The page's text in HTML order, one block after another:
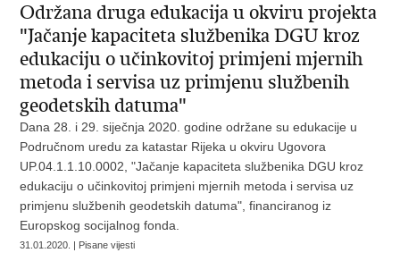
Održana druga edukacija u okviru projekta
"Jačanje kapaciteta službenika DGU kroz
edukaciju o učinkovitoj primjeni mjernih
metoda i servisa uz primjenu službenih
geodetskih datuma"
Dana 28. i 29. siječnja 2020. godine održane su edukacije u
Područnom uredu za katastar Rijeka u okviru Ugovora
UP.04.1.1.10.0002, "Jačanje kapaciteta službenika DGU kroz
edukaciju o učinkovitoj primjeni mjernih metoda i servisa uz
primjenu službenih geodetskih datuma", financiranog iz
Europskog socijalnog fonda.
31.01.2020. | Pisane vijesti